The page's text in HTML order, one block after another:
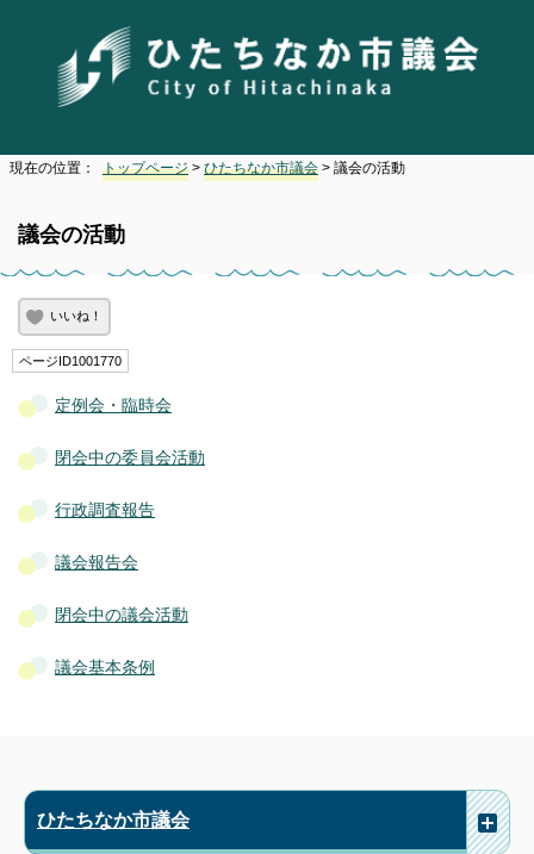
現在の位置： トップページ > ひたちなか市議会 > 議会の活動
議会の活動
いいね！
ページID1001770
定例会・臨時会
閉会中の委員会活動
行政調査報告
議会報告会
閉会中の議会活動
議会基本条例
ひたちなか市議会